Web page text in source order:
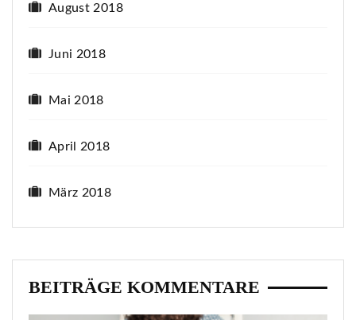
August 2018
Juni 2018
Mai 2018
April 2018
März 2018
BEITRÄGE KOMMENTARE